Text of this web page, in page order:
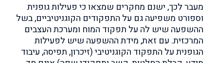
מעבר לכך, ישנם מחקרים שמצאו כי פעילות גופנית
וספורט משפיעה גם על התפקודים הקוגניטיביים, בשל
ההשפעה שיש לה על תפקוד המוח ומערכת העצבים
המרכזית. עם זאת, מידת ההשפעה שיש לפעילות
הגופנית על התפקוד הקוגניטיבי (זיכרון, תפיסה, עיבוד